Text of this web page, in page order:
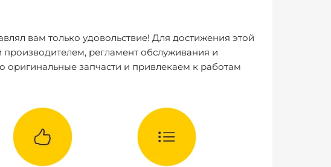
вам только удовольствие! Для достижения этой
регламент обслуживания и
оригинальные запчасти и привлекаем к работам